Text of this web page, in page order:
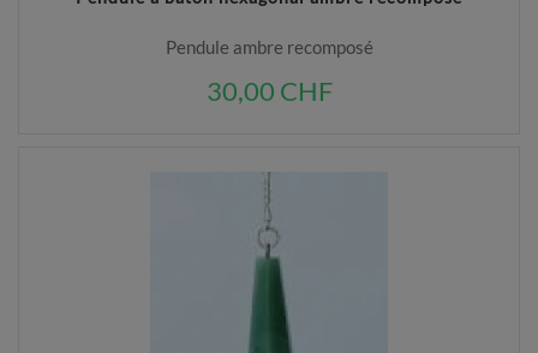
Pendule ambre recomposé
30,00 CHF